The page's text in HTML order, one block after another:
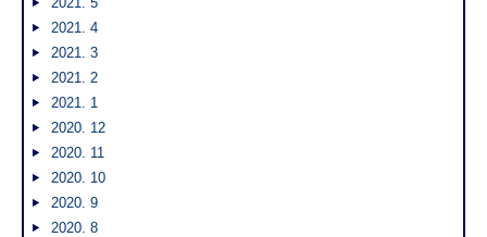
2021. 4
2021. 3
2021. 2
2021. 1
2020. 12
2020. 11
2020. 10
2020. 9
2020. 8